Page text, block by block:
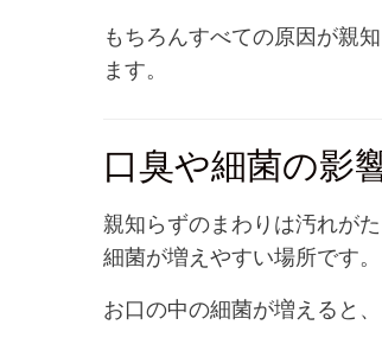
もちろんすべての原因が親
ます。
口臭や細菌の影
親知らずのまわりは汚れがた
細菌が増えやすい場所です。
お口の中の細菌が増えると、